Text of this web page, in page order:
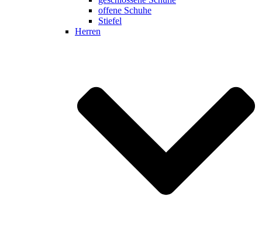
offene Schuhe
Stiefel
Herren